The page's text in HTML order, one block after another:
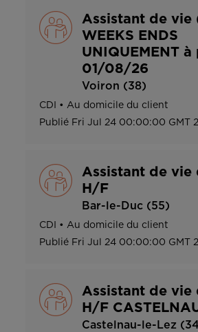
Assistant de vie
WEEKS ENDS
UNIQUEMENT
01/08/26
Voiron (38)
CDI • Au domicile du client
Publié Fri Jul 24 00:00:00 GMT
Assistant de vie
H/F
Bar-le-Duc (55)
CDI • Au domicile du client
Publié Fri Jul 24 00:00:00 GMT
Assistant de vie
H/F
Castelnau-le-Lez